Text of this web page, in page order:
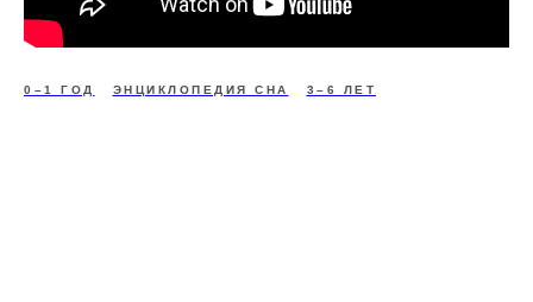
0–1 ГОД ЭНЦИКЛОПЕДИЯ СНА 3–6 ЛЕТ